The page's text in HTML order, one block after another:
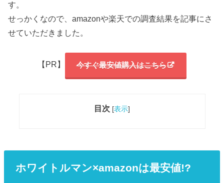
す。
せっかくなので、amazonや楽天での調査結果を記事にさ
せていただきました。
【PR】 今すぐ最安値購入はこちら
目次 [表示]
ホワイトルマン×amazonは最安値!?